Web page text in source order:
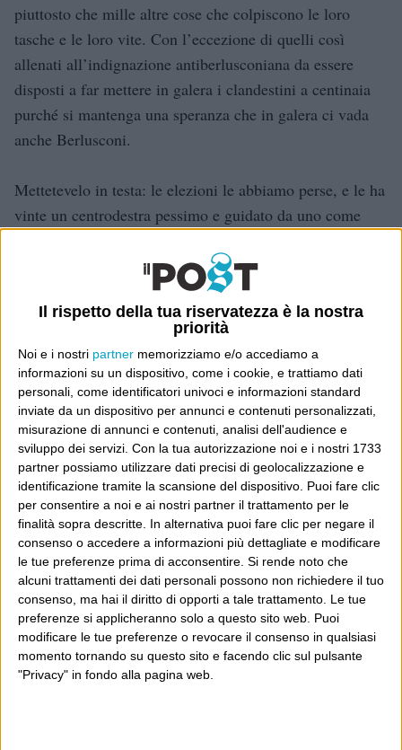
Il rispetto della tua riservatezza è la nostra
priorità
Noi e i nostri partner memorizziamo e/o accediamo a
informazioni su un dispositivo, come i cookie, e trattiamo dati
personali, come identificatori univoci e informazioni standard
inviate da un dispositivo per annunci e contenuti personalizzati,
misurazione di annunci e contenuti, analisi dell'audience e
sviluppo dei servizi. Con la tua autorizzazione noi e i nostri 1733
partner possiamo utilizzare dati precisi di geolocalizzazione e
identificazione tramite la scansione del dispositivo. Puoi fare clic
per consentire a noi e ai nostri partner il trattamento per le
finalità sopra descritte. In alternativa puoi fare clic per negare il
consenso o accedere a informazioni più dettagliate e modificare
le tue preferenze prima di acconsentire. Si rende noto che
alcuni trattamenti dei dati personali possono non richiedere il tuo
consenso, ma hai il diritto di opporti a tale trattamento. Le tue
preferenze si applicheranno solo a questo sito web. Puoi
modificare le tue preferenze o revocare il consenso in qualsiasi
momento tornando su questo sito e facendo clic sul pulsante
"Privacy" in fondo alla pagina web.
piuttosto che mille altre cose che colpiscono le loro
tasche e le loro vite. Con l’eccezione di quelli così
allenati all’indignazione antiberlusconiana da essere
disposti a far mettere in galera i clandestini a centinaia
purché si mantenga una speranza che in galera ci vada
anche Berlusconi.
Mettetevelo in testa: le elezioni le abbiamo perse, e le ha
vinte un centrodestra pessimo e guidato da uno come
sinistra, lo educavate meglio e vincevate le elezioni.
Adesso sembriamo i tifosi della nazionale che protestano
se l’Olanda fa il biscotto. Le abbiamo perse, e ora
cerchiamo di stabilire delle priorità: tra le mie – e quella
di molti altri- la processabilità del primo ministro non è
la prima
Dove sei?
Wittgenstein è il blog di Luca Sofri, il fondatore e
direttore editoriale del giornale online il Post. Forse
sei qui perché conosci già il Post, o forse sei
capitato qui per altri giri.
In questo secondo caso, e se Wittgenstein ti piace,
potrebbe piacerti anche il Post: che è partito
proprio da qui, e dal voler portare gli approcci di
questo blog dentro a un progetto più grande.